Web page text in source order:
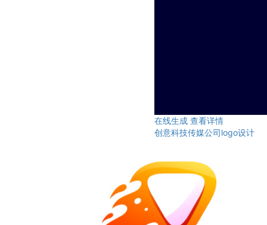
在线生成 查看详情
创意科技传媒公司logo设计